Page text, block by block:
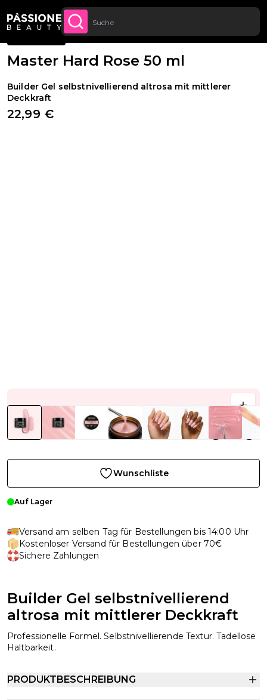
Kostenloser Versand für alle Bestellungen
ab 70 €.
SPRINGEN
Brotkrümel
Gel & Acrylnägel · Aufbaugele
Master Hard Rose 50 ml
Builder Gel selbstnivellierend altrosa mit mittlerer
Deckkraft
22,99 €
Wunschliste
Auf Lager
Versand am selben Tag für Bestellungen bis 14:00 Uhr
Kostenloser Versand für Bestellungen über 70€
Sichere Zahlungen
Builder Gel selbstnivellierend
altrosa mit mittlerer Deckkraft
Professionelle Formel. Selbstnivellierende Textur. Tadellose
Haltbarkeit.
PRODUKTBESCHREIBUNG